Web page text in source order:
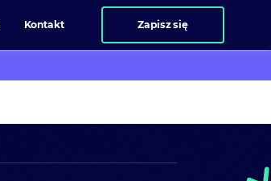
Kontakt Zapisz się